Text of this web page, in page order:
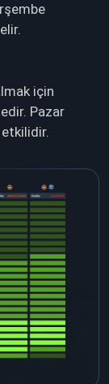
için
Pazar
etkilidir.